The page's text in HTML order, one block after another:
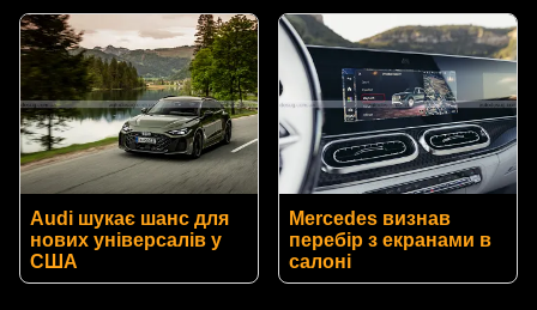
Audi шукає шанс для
нових універсалів у
США
Mercedes визнав
перебір з екранами в
салоні